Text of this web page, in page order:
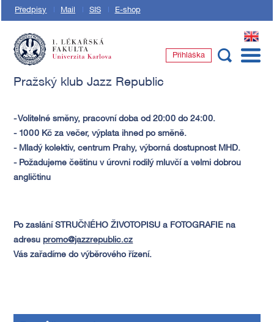
Předpisy Mail SIS E-shop
EN
Přihláška
Pražský klub Jazz Republic
- Volitelné směny, pracovní doba od 20:00 do 24:00.
- 1000 Kč za večer, výplata ihned po směně.
- Mladý kolektiv, centrum Prahy, výborná dostupnost MHD.
- Požadujeme češtinu v úrovni rodilý mluvčí a velmi dobrou
angličtinu
Po zaslání STRUČNÉHO ŽIVOTOPISU a FOTOGRAFIE na
adresu promo@jazzrepublic.cz
Vás zařadíme do výběrového řízení.